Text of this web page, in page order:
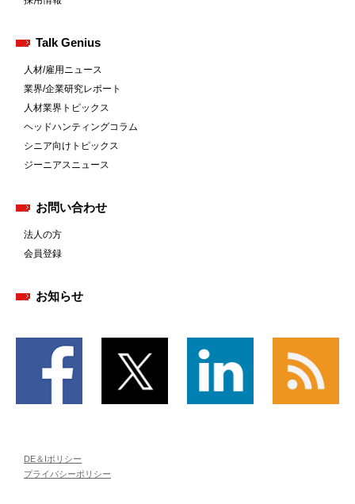
Talk Genius
人材/雇用ニュース
業界/企業研究レポート
人材業界トピックス
ヘッドハンティングコラム
シニア向けトピックス
ジーニアスニュース
お問い合わせ
法人の方
会員登録
お知らせ
DE＆Iポリシー
プライバシーポリシー